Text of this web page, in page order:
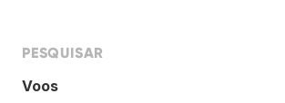
PESQUISAR
Voos